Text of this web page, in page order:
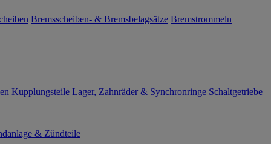
Bremsscheiben- & Bremsbelagsätze Bremstrommeln
Kupplungsteile Lager, Zahnräder & Synchronringe Schaltgetriebe
& Zündteile